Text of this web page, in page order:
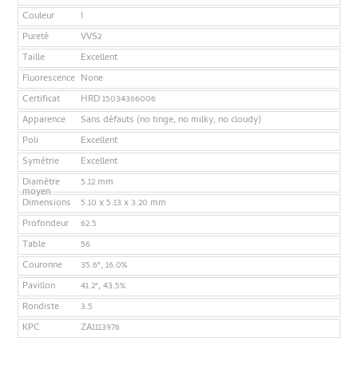
Couleur
I
Pureté
VVS2
Taille
Excellent
Fluorescence None
Certificat
HRD 15034366006
Apparence
Sans défauts (no tinge, no milky, no cloudy)
Poli
Excellent
Symétrie
Excellent
Diamètre
moyen
5.12 mm
Dimensions
5.10 x 5.13 x 3.20 mm
Profondeur
62.5
Table
56
Couronne
35.6°, 16.0%
Pavillon
41.2°, 43.5%
Rondiste
3.5
KPC
ZA1113976